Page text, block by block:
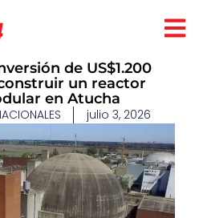
de US$1.200
un reactor
en Atucha
julio 3, 2026